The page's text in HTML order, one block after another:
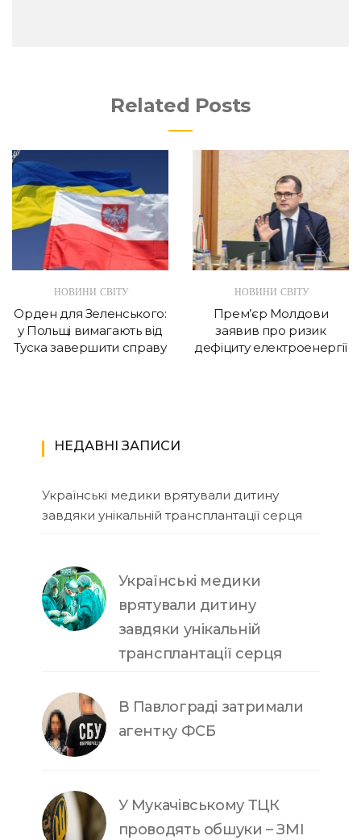
Related Posts
НОВИНИ СВІТУ
Орден для Зеленського:
у Польщі вимагають від
Туска завершити справу
НОВИНИ СВІТУ
Прем’єр Молдови
заявив про ризик
дефіциту електроенергії
НЕДАВНІ ЗАПИСИ
Українські медики врятували дитину
завдяки унікальній трансплантації серця
Українські медики
врятували дитину
завдяки унікальній
трансплантації серця
В Павлограді затримали
агентку ФСБ
У Мукачівському ТЦК
проводять обшуки – ЗМІ